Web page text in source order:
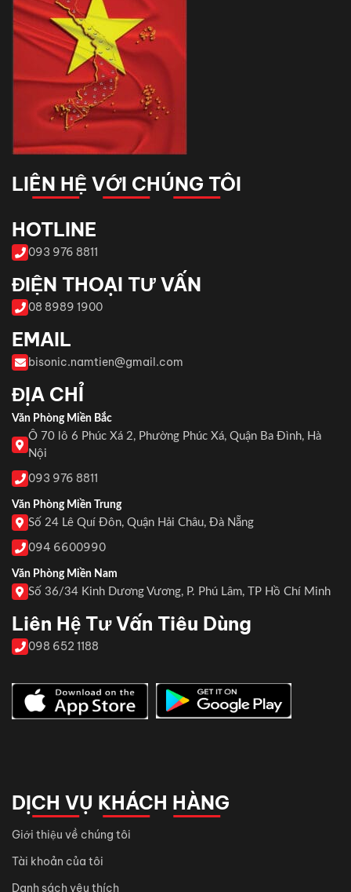
LIÊN HỆ VỚI CHÚNG TÔI
HOTLINE
093 976 8811
ĐIỆN THOẠI TƯ VẤN
08 8989 1900
EMAIL
bisonic.namtien@gmail.com
ĐỊA CHỈ
Văn Phòng Miền Bắc
Ô 70 lô 6 Phúc Xá 2, Phường Phúc Xá, Quận Ba Đình, Hà
Nội
093 976 8811
Văn Phòng Miền Trung
Số 24 Lê Quí Đôn, Quận Hải Châu, Đà Nẵng
094 6600990
Văn Phòng Miền Nam
Số 36/34 Kinh Dương Vương, P. Phú Lâm, TP Hồ Chí Minh
Liên Hệ Tư Vấn Tiêu Dùng
098 652 1188
DỊCH VỤ KHÁCH HÀNG
Giới thiệu về chúng tôi
Tài khoản của tôi
Danh sách yêu thích